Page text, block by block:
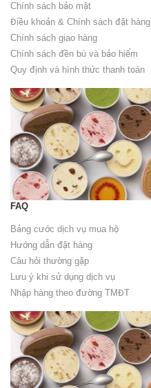
Chính sách bảo mật
Điều khoản & Chính sách đặt hàng
Chính sách giao hàng
Chính sách đền bù và bảo hiểm
Quy định và hình thức thanh toán
FAQ
Bảng cước dịch vụ mua hộ
Hướng dẫn đặt hàng
Câu hỏi thường gặp
Lưu ý khi sử dụng dịch vụ
Nhập hàng theo đường TMĐT